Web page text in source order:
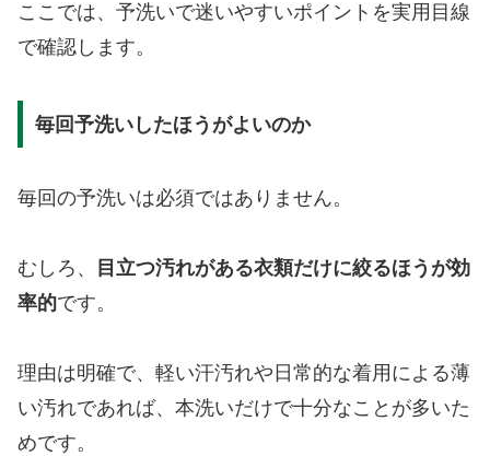
ここでは、予洗いで迷いやすいポイントを実用目線
で確認します。
毎回予洗いしたほうがよいのか
毎回の予洗いは必須ではありません。
むしろ、
目立つ汚れがある衣類だけに絞るほうが効
率的です。
理由は明確で、軽い汗汚れや日常的な着用による薄
い汚れであれば、本洗いだけで十分なことが多いた
めです。